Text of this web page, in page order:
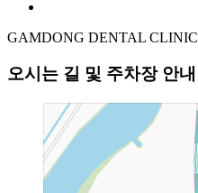
GAMDONG DENTAL CLINIC
오시는 길 및 주차장 안내